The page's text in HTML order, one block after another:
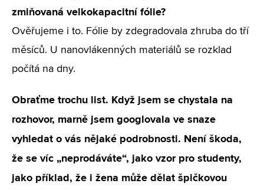
zmiňovaná velkokapacitní fólie?
Ověřujeme i to. Fólie by zdegradovala zhruba do tří
měsíců. U nanovlákenných materiálů se rozklad
počítá na dny.
Obraťme trochu list. Když jsem se chystala na
rozhovor, marně jsem googlovala ve snaze
vyhledat o vás nějaké podrobnosti. Není škoda,
že se víc „neprodáváte“, jako vzor pro studenty,
jako příklad, že i žena může dělat špičkovou